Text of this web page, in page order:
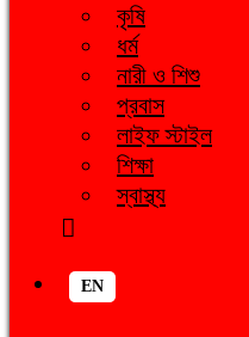
কৃষি
ধর্ম
নারী ও শিশু
প্রবাস
লাইফ স্টাইল
শিক্ষা
স্বাস্থ্য
EN